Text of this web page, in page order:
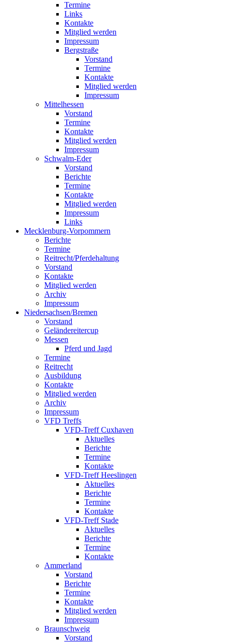
Termine
Links
Kontakte
Mitglied werden
Impressum
Bergstraße
Vorstand
Termine
Kontakte
Mitglied werden
Impressum
Mittelhessen
Vorstand
Termine
Kontakte
Mitglied werden
Impressum
Schwalm-Eder
Vorstand
Berichte
Termine
Kontakte
Mitglied werden
Impressum
Links
Mecklenburg-Vorpommern
Berichte
Termine
Reitrecht/Pferdehaltung
Vorstand
Kontakte
Mitglied werden
Archiv
Impressum
Niedersachsen/Bremen
Vorstand
Geländereitercup
Messen
Pferd und Jagd
Termine
Reitrecht
Ausbildung
Kontakte
Mitglied werden
Archiv
Impressum
VFD Treffs
VFD-Treff Cuxhaven
Aktuelles
Berichte
Termine
Kontakte
VFD-Treff Heeslingen
Aktuelles
Berichte
Termine
Kontakte
VFD-Treff Stade
Aktuelles
Berichte
Termine
Kontakte
Ammerland
Vorstand
Berichte
Termine
Kontakte
Mitglied werden
Impressum
Braunschweig
Vorstand